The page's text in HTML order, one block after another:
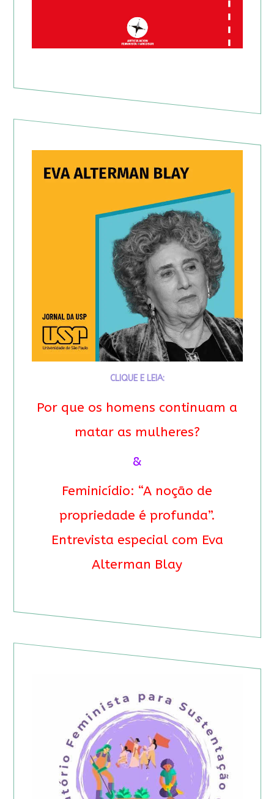
CLIQUE E LEIA:
Por que os homens continuam a
matar as mulheres?
&
Feminicídio: “A noção de
propriedade é profunda”.
Entrevista especial com Eva
Alterman Blay